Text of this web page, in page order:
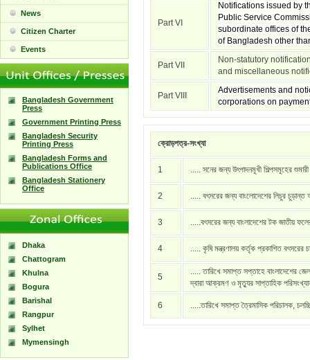
News
Citizen Charter
Events
Bangladesh Government
Press
Government Printing Press
Bangladesh Security
Printing Press
Bangladesh Forms and
Publications Office
Bangladesh Stationery
Office
Dhaka
Chattogram
Khulna
Bogura
Barishal
Rangpur
Sylhet
Mymensingh
Part VI
Notifications issued by
Public Service
subordinate offices of
of Bangladesh other
Part VII
Non-statutory
and miscellaneous
Part VIII
Advertisements and
corporations on
ক্রোড়পত্র-সংখ্যা
1 ..... সনের জন্য উৎপাদনমূখী শিল্পসমূহের
2 ..... বৎসরের জন্য বাংলোদেশের লিচুর চুড়ান্ত
3 .....বৎসরের জন্য বাংলাদেশের টক জাতীয়
4 ..... কৃষি মন্ত্রণালয় কর্তৃক প্রকাশিত বৎসরের
5
..... তারিখে সমাপ্ত সপ্তাহে বাংলাদেশের
দ্বারা আক্রমণ ও মৃত্যুর সাপ্তাহিক
6 .....তারিখে সমাপ্ত ত্রৈমাসিক পরিচালক,